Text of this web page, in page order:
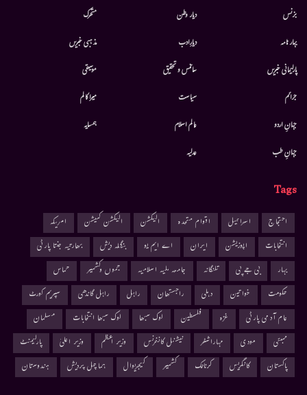
بزنس
بہار نامہ
پارلیمانی خبریں
جرائم
جہانِ اردو
جہانِ طب
دیار وطن
دیارِادب
سائنس و تحقیق
سیاست
عالم اسلام
عدلیہ
متحرك
مذہبی خبریں
موسيقى
میرا کالم
ہمسایہ
Tags
احتجاج اسرائیل اقوام متحدہ الیکشن الیکشن کمیشن
امریکہ
انتخابات
اپوزیشن ایران اے ایم یو بنگلہ دیش
بھارتیہ جنتا پارٹی
بہار
بی جے پی تلنگانہ جامعہ ملیہ اسلامیہ جموں وکشمیر
حماس
حکومت
خواتین دہلی راجستھان راہل راہل گاندھی
سپریم کورٹ
عام آدمی پارٹی
غزہ فلسطین لوک سبھا لوک سبھا انتخابات
مسلمان
ممبئی
مودی مہاراشٹر نیشنل کانفرنس وزیر اعظم وزیر اعلیٰ
پارلیمنٹ
پاکستان
کانگریس کرناٹک کشمیر کیجریوال ہماچل پردیش ہندوستان